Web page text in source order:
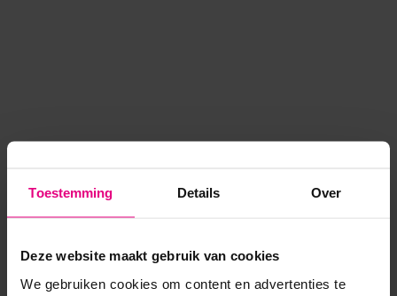
Toestemming Details Over
Deze website maakt gebruik van cookies
We gebruiken cookies om content en advertenties te